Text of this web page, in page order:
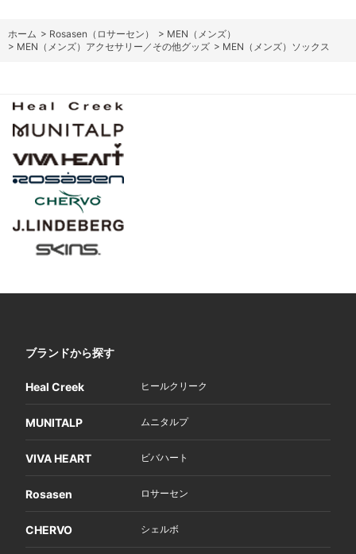
ホーム > Rosasen（ロサーセン） > MEN（メンズ）
> MEN（メンズ）アクセサリー／その他グッズ > MEN（メンズ）ソックス
ブランドから探す
Heal Creek ヒールクリーク
MUNITALP ムニタルプ
VIVA HEART ビバハート
Rosasen ロサーセン
CHERVO シェルボ